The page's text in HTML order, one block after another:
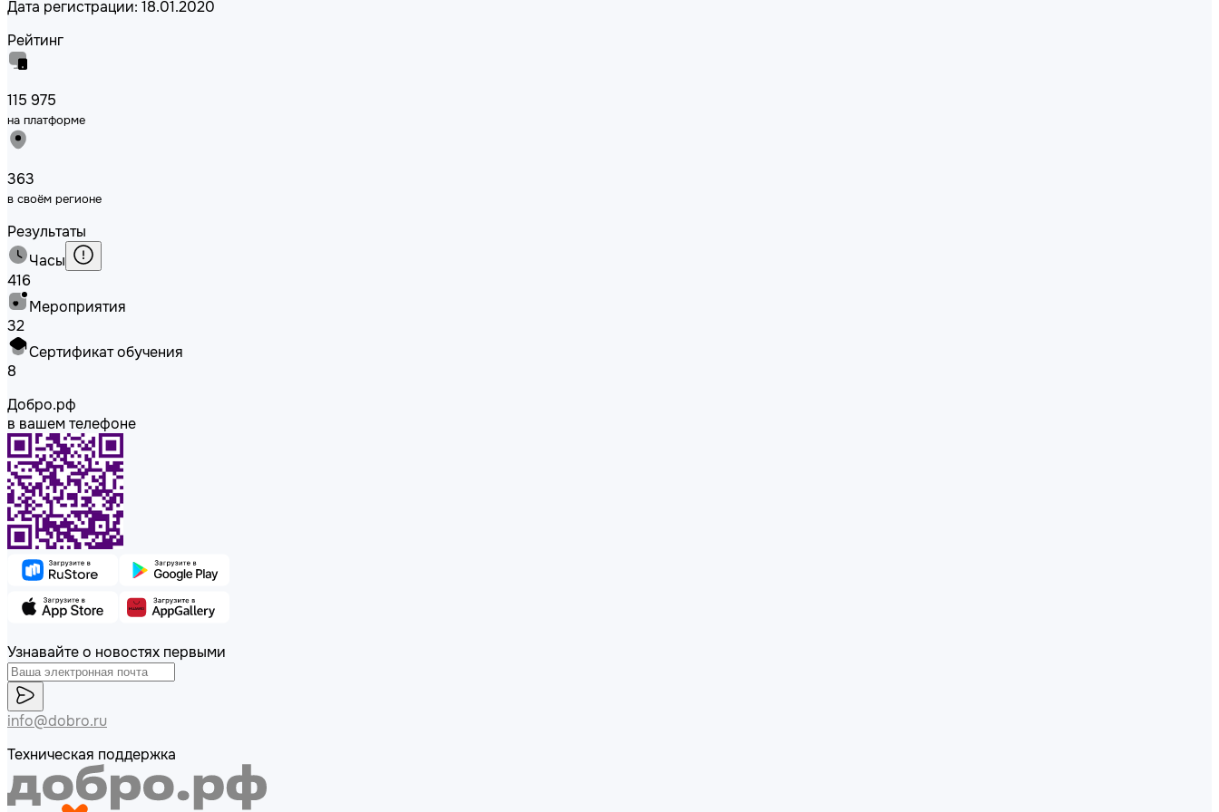
Дата регистрации: 18.01.2020
Рейтинг
115 975
на платформе
363
в своём регионе
Результаты
Часы
416
Мероприятия
32
Сертификат обучения
8
Добро.рф
в вашем телефоне
Узнавайте о новостях первыми
info@dobro.ru
Техническая поддержка